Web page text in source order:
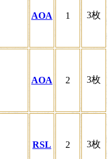
AOA 1 3枚
AOA 2 3枚
RSL 2 3枚